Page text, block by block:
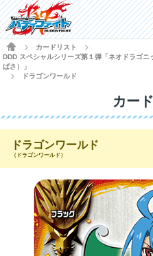
HOME
カードリスト
DDD スペシャルシリーズ第１弾「ネオドラゴ
ばさ）」
ドラゴンワールド
カー
ドラゴンワールド
（ドラゴンワールド）